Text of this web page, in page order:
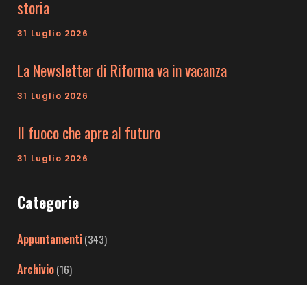
storia
31 Luglio 2026
La Newsletter di Riforma va in vacanza
31 Luglio 2026
Il fuoco che apre al futuro
31 Luglio 2026
Categorie
Appuntamenti(343)
Archivio(16)